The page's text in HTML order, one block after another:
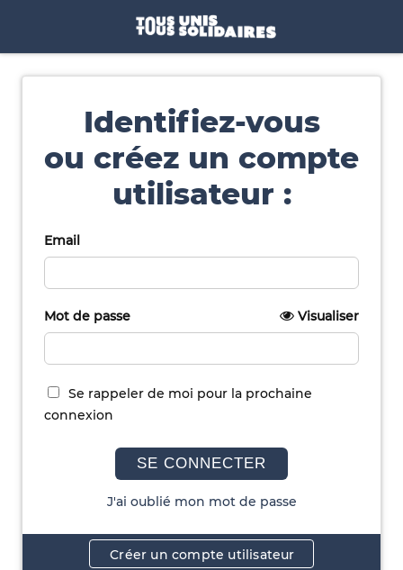
Identifiez-vous
ou créez un compte
utilisateur :
Email
Mot de passe Visualiser
Se rappeler de moi pour la prochaine
connexion
SE CONNECTER
J'ai oublié mon mot de passe
Créer un compte utilisateur